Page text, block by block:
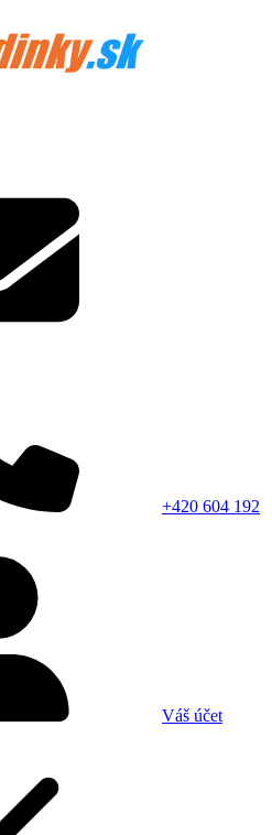
+420 604 192
Váš účet